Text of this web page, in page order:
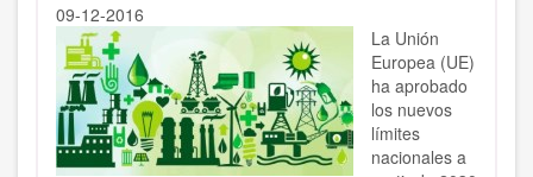
09-12-2016
La Unión
Europea (UE)
ha aprobado
los nuevos
límites
nacionales a